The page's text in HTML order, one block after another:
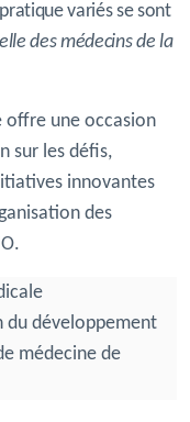
variés se sont
des médecins de la
une occasion
sur les défis,
innovantes
des
du développement
médecine de